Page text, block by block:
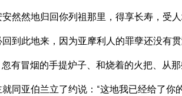
然然地归回你列祖那里，得享长寿，受人
到此地来，因为亚摩利人的罪孽还没有贯
有冒烟的手提炉子、和烧着的火把、从那
同亚伯兰立了约说：“这地我已经给了